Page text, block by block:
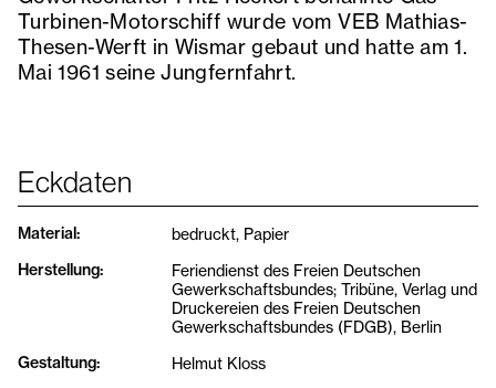
Turbinen-Motorschiff wurde vom VEB Mathias-
Thesen-Werft in Wismar gebaut und hatte am 1.
Mai 1961 seine Jungfernfahrt.
Eckdaten
Material: bedruckt, Papier
Herstellung:
Feriendienst des Freien Deutschen
Gewerkschaftsbundes; Tribüne, Verlag und
Druckereien des Freien Deutschen
Gewerkschaftsbundes (FDGB), Berlin
Gestaltung: Helmut Kloss